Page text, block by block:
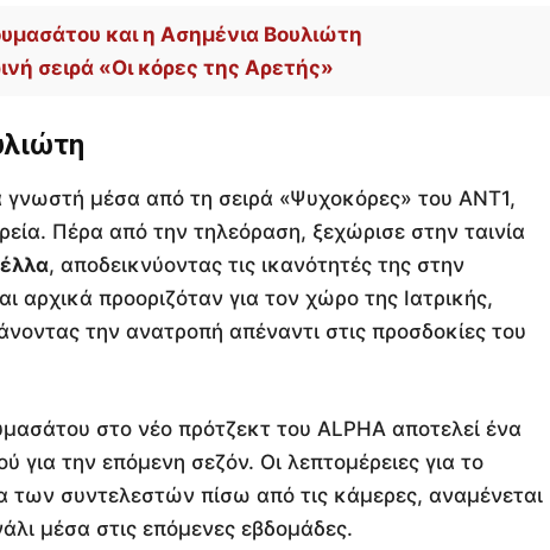
και η Ασημένια Βουλιώτη
σειρά «Οι κόρες της Αρετής»
γνωστή μέσα από τη σειρά «Ψυχοκόρες» του ΑΝΤ1,
Πέρα από την τηλεόραση, ξεχώρισε στην ταινία
, αποδεικνύοντας τις ικανότητές της στην
αρχικά προοριζόταν για τον χώρο της Ιατρικής,
την ανατροπή απέναντι στις προσδοκίες του
στο νέο πρότζεκτ του ALPHA αποτελεί ένα
για την επόμενη σεζόν. Οι λεπτομέρειες για το
συντελεστών πίσω από τις κάμερες, αναμένεται
μέσα στις επόμενες εβδομάδες.